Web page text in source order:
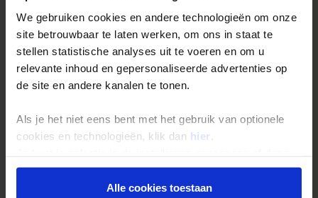
We gebruiken cookies en andere technologieën om onze
site betrouwbaar te laten werken, om ons in staat te
stellen statistische analyses uit te voeren en om u
relevante inhoud en gepersonaliseerde advertenties op
de site en andere kanalen te tonen.
Als je het niet eens bent met het gebruik van optionele
cookies en technologieën, klik dan hier .
onder aan de pagina op elk gewenst moment voor de
toekomst wijzigen.Alle cookies toestaan
Inloggen op mijn.Shoestring
Reisthema's
Groepsreizen
Single reizen
Festivalreizen